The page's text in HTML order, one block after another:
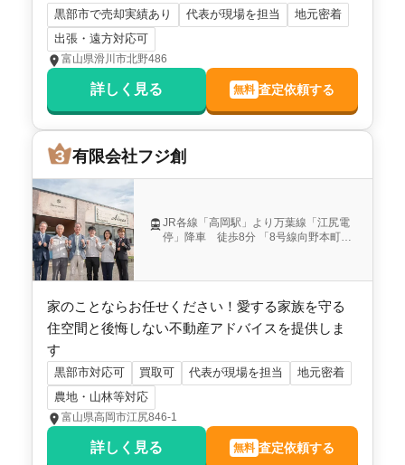
黒部市で売却実績あり 代表が現場を担当
地元密着
出張・遠方対応可
富山県滑川市北野486
詳しく見る 無料 査定依頼する
有限会社フジ創
JR各線「高岡駅」より万葉線「江尻電
停」降車 徒歩8分 「8号線向野本町」
家のことならお任せください！愛する家族を守る
住空間と後悔しない不動産アドバイスを提供しま
す
黒部市対応可 買取可 代表が現場を担当
地元密着
農地・山林等対応
富山県高岡市江尻846-1
詳しく見る 無料 査定依頼する